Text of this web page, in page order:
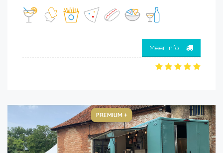
Meer info
PREMIUM +